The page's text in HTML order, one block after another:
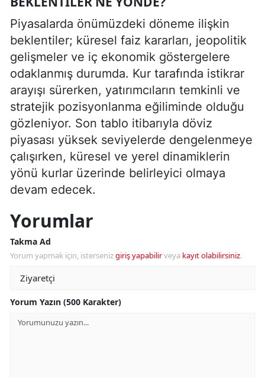
Piyasalarda önümüzdeki döneme ilişkin
beklentiler; küresel faiz kararları, jeopolitik
gelişmeler ve iç ekonomik göstergelere
odaklanmış durumda. Kur tarafında istikrar
arayışı sürerken, yatırımcıların temkinli ve
stratejik pozisyonlanma eğiliminde olduğu
gözleniyor. Son tablo itibarıyla döviz
piyasası yüksek seviyelerde dengelenmeye
çalışırken, küresel ve yerel dinamiklerin
yönü kurlar üzerinde belirleyici olmaya
devam edecek.
Yorumlar
Takma Ad
Yorum yapmak için, istersenizgiriş yapabilirveya kayıt olabilirsiniz.
Yorum Yazın (500 Karakter)